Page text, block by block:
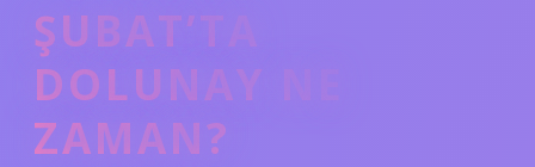
ŞUBAT’TA
DOLUNAY NE
ZAMAN?